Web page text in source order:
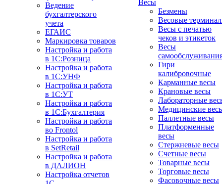
Ведение
бухгалтерского
учета
ЕГАИС
Маркировка товаров
Настройка и работа
в 1С:Розница
Настройка и работа
в 1С:УНФ
Настройка и работа
в 1С:УТ
Настройка и работа
в 1С:Бухгалтерия
Настройка и работа
во Frontol
Настройка и работа
в SetRetail
Настройка и работа
в ДАЛИОН
Настройка отчетов
Весы
Безмены
Весовые
Весы с печатью
чеков и этикеток
Весы
Гири
калибровочные
Карманные весы
Крановые весы
Лабораторные
Медицинские
Паллетные весы
Платформенные
весы
Стержневые весы
Счетные весы
Товарные весы
Торговые весы
Фасовочные весы